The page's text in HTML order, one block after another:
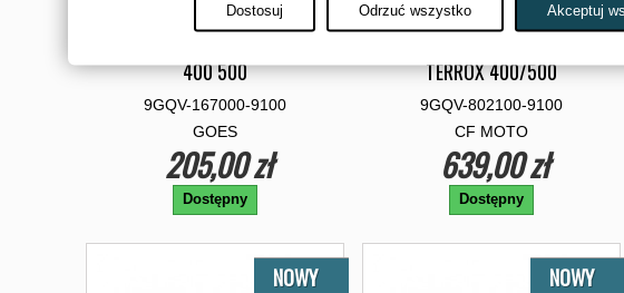
400 500
9GQV-167000-9100
GOES
205,00 zł
Dostępny
TERROX 400/500
9GQV-802100-9100
CF MOTO
639,00 zł
Dostępny
NOWY NOWY
Dostosuj Odrzuć wszystko Akceptuj